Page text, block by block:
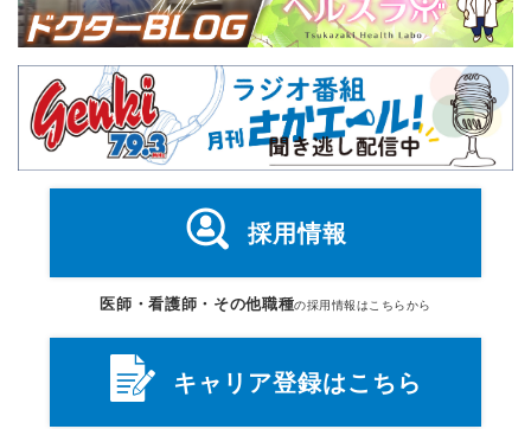
採用情報
医師・看護師・その他職種の採用情報はこちらから
キャリア登録はこちら